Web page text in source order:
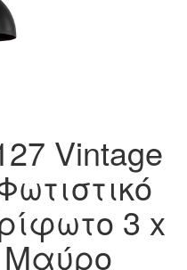
Vintage
3 x
Μαύρο